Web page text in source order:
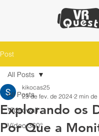
Post
All Posts
Videowall
Vídeo 360°
All Posts
Explorando os
Por Que a
kikocas25
23 de fev. de 2024 2 min